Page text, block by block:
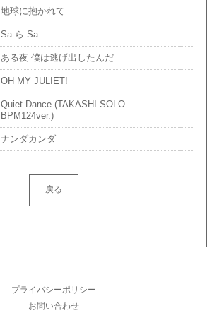
地球に抱かれて
Sa ら Sa
ある夜 僕は逃げ出したんだ
OH MY JULIET!
Quiet Dance (TAKASHI SOLO
BPM124ver.)
ナンダカンダ
戻る
プライバシーポリシー
お問い合わせ